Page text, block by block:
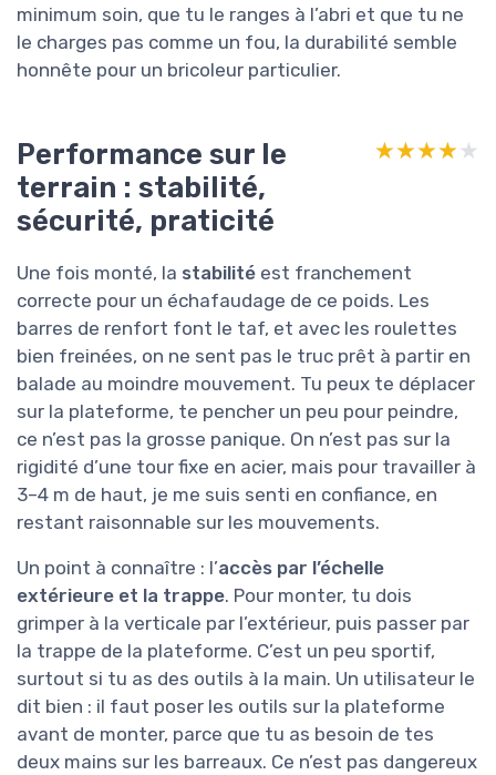
minimum soin, que tu le ranges à l’abri et que tu ne
le charges pas comme un fou, la durabilité semble
honnête pour un bricoleur particulier.
Performance sur le
terrain : stabilité,
sécurité, praticité
★★★★★
★★★★★
Une fois monté, la stabilité est franchement
correcte pour un échafaudage de ce poids. Les
barres de renfort font le taf, et avec les roulettes
bien freinées, on ne sent pas le truc prêt à partir en
balade au moindre mouvement. Tu peux te déplacer
sur la plateforme, te pencher un peu pour peindre,
ce n’est pas la grosse panique. On n’est pas sur la
rigidité d’une tour fixe en acier, mais pour travailler à
3–4 m de haut, je me suis senti en confiance, en
restant raisonnable sur les mouvements.
Un point à connaître : l’accès par l’échelle
extérieure et la trappe. Pour monter, tu dois
grimper à la verticale par l’extérieur, puis passer par
la trappe de la plateforme. C’est un peu sportif,
surtout si tu as des outils à la main. Un utilisateur le
dit bien : il faut poser les outils sur la plateforme
avant de monter, parce que tu as besoin de tes
deux mains sur les barreaux. Ce n’est pas dangereux